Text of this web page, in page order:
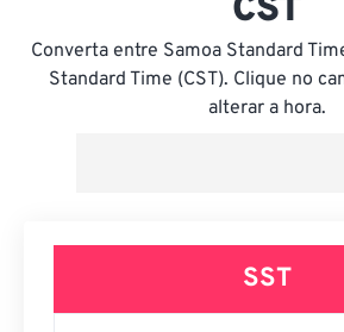
CST
Converta entre Samoa Standard
Standard Time (CST). Clique no
alterar a hora.
SST